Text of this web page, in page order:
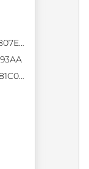
SID807EVO
111PR181C0000000